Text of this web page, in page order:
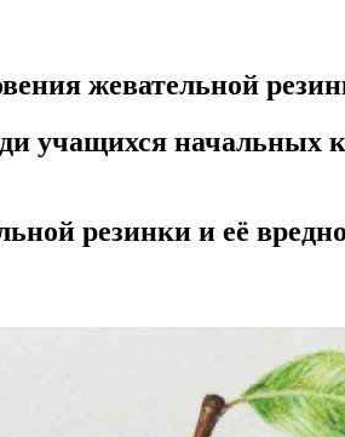
жевательной
учащихся начальных
резинки и её